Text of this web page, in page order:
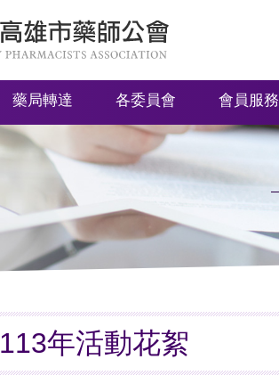
藥局轉達 各委員會 會員服務
113年活動花絮